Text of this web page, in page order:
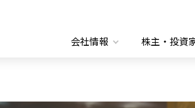
会社情報 株主・投資